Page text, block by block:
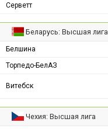
Серветт
Беларусь: Высшая лига
Белшина
Торпедо-БелАЗ
Витебск
Чехия: Высшая лига